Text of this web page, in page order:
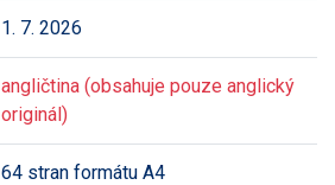
1. 7. 2026
angličtina (obsahuje pouze anglický
originál)
64 stran formátu A4